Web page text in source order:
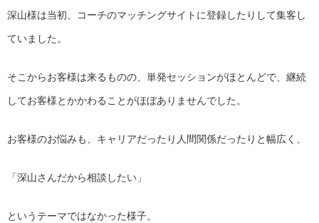
深山様は当初、 コーチのマッチングサイトに登録したりして集客し
ていました。
そこからお客様は来るものの、単発セッションがほとんどで、 継続
してお客様とかかわることがほぼありませんでした。
お客様のお悩みも、キャリアだったり人間関係だったりと幅広く、
「深山さんだから相談したい」
というテーマではなかった様子。